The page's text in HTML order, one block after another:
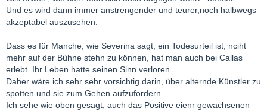
Und es wird dann immer anstrengender und teurer,noch halbwegs
akzeptabel auszusehen.
Dass es für Manche, wie Severina sagt, ein Todesurteil ist, nciht
mehr auf der Bühne stehn zu können, hat man auch bei Callas
erlebt. Ihr Leben hatte seinen Sinn verloren.
Daher wäre ich sehr sehr vorsichtig darin, über alternde Künstler zu
spotten und sie zum Gehen aufzufordern.
Ich sehe wie oben gesagt, auch das Positive eienr gewachsenen